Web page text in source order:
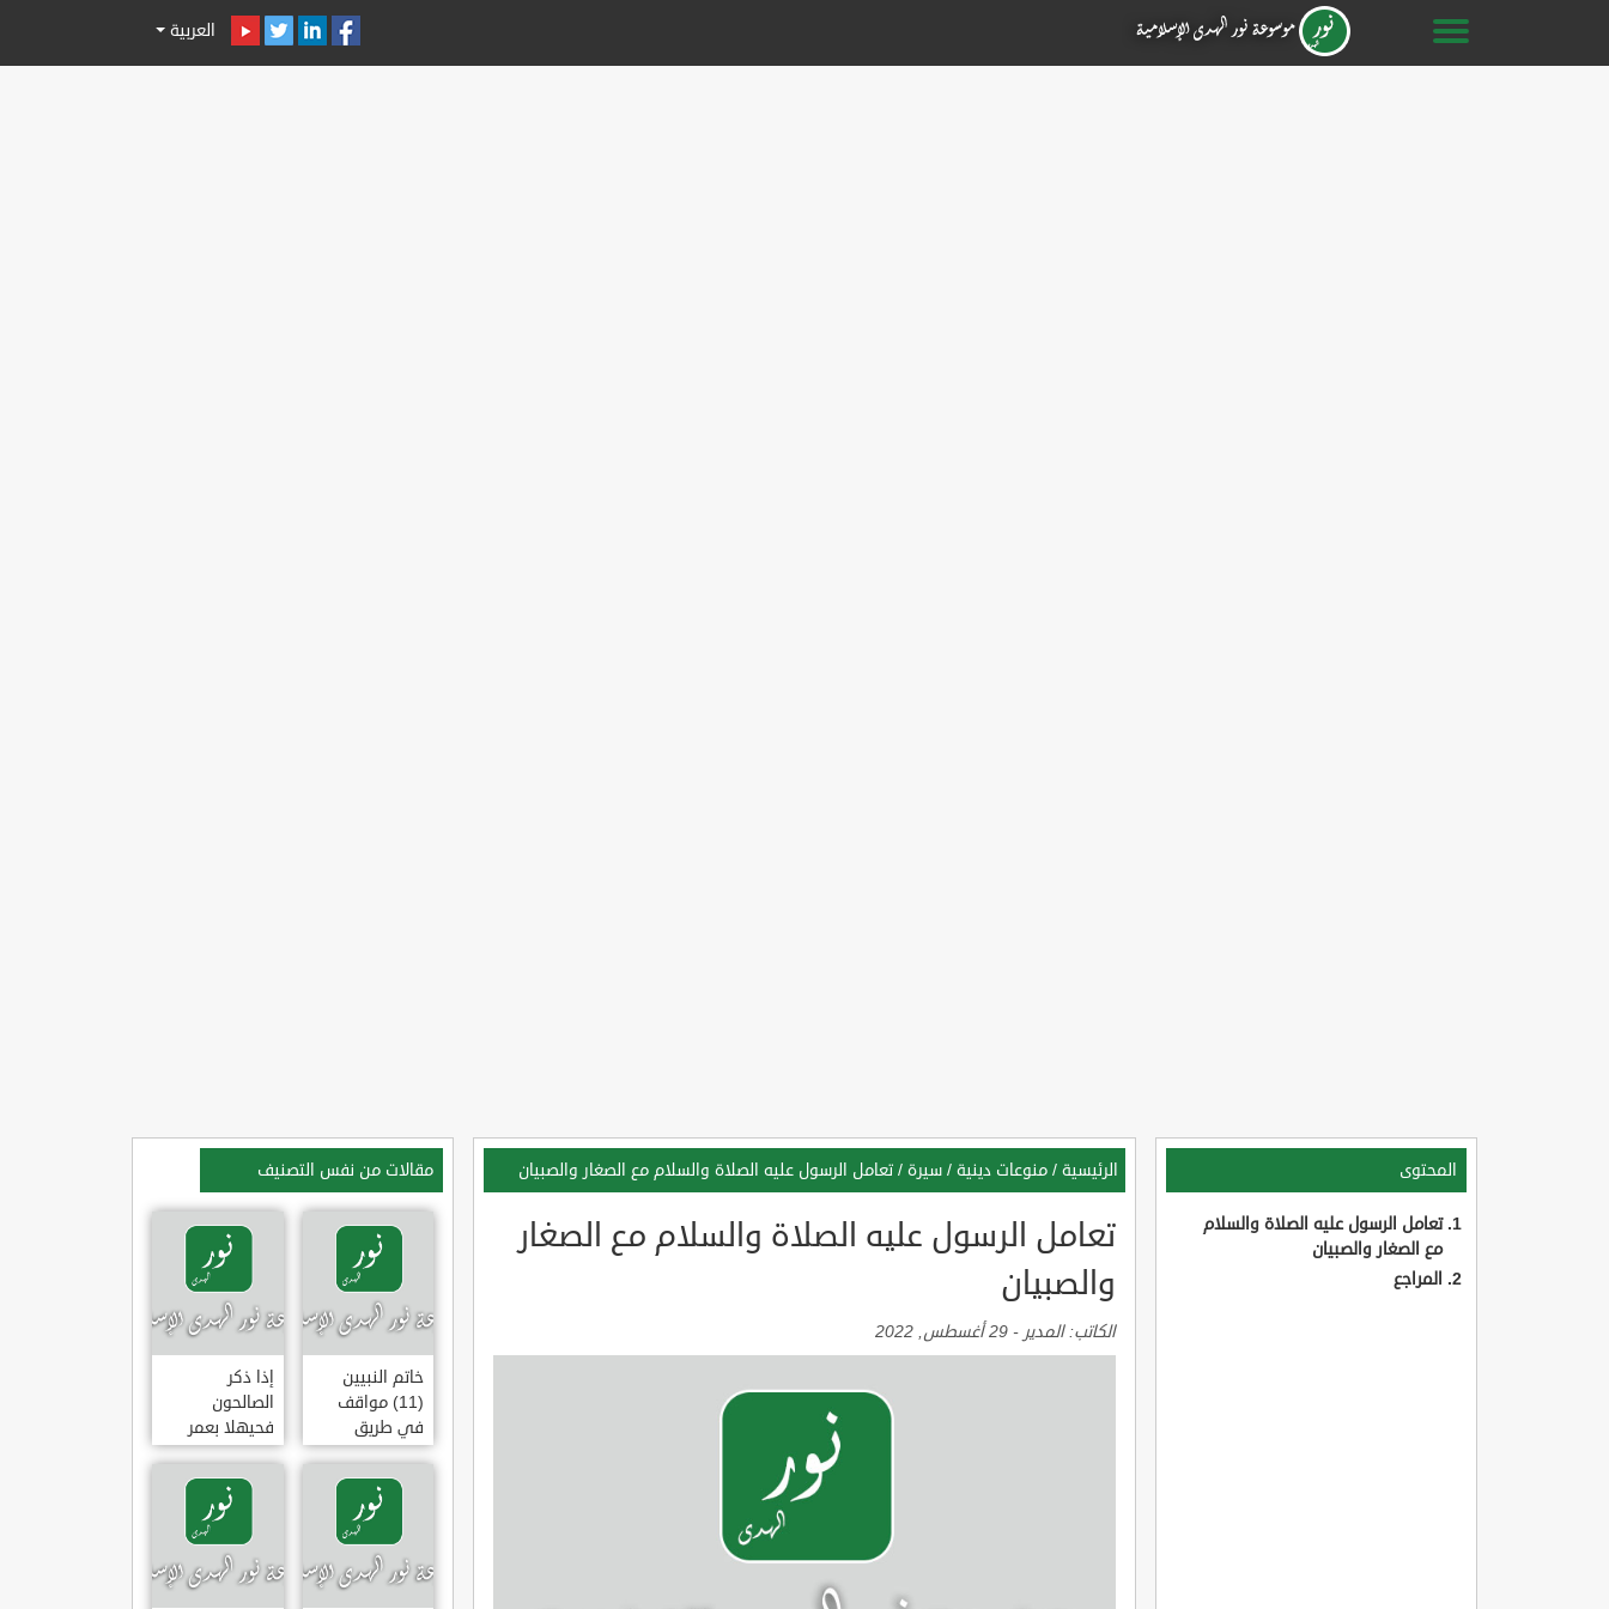
العربية
المحتوى
تعامل الرسول عليه الصلاة والسلام
مع الصغار والصبيان
المراجع
الرئيسية / منوعات دينية / سيرة / تعامل الرسول عليه الصلاة والسلام مع الصغار والصبيان
تعامل الرسول عليه الصلاة والسلام مع الصغار
والصبيان
الكاتب:المدير - 29 أغسطس, 2022
مقالات من نفس التصنيف
خاتم النبيين
(11) مواقف
في طريق
الهجرة
إذا ذكر
الصالحون
فحيهلا بعمر
(خطبة)